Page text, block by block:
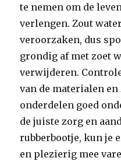
te nemen om de
verlengen. Zout
veroorzaken, dus
grondig af met zoet
verwijderen.
van de materialen
onderdelen goed
de juiste zorg en
rubberbootje, kun je
en plezierig mee